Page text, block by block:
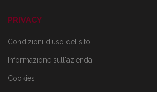
PRIVACY
Condizioni d'uso del sito
Informazione sull'azienda
Cookies